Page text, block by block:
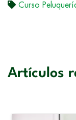
Curso
Artículos